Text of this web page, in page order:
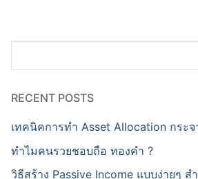
RECENT POSTS
เทคนิคการทำ Asset Allocation กระจ
ทำไมคนรวยชอบถือ ทองคำ ?
วิธีสร้าง Passive Income แบบง่ายๆ